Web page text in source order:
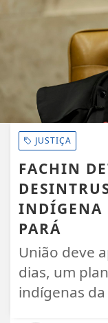
JUSTIÇA
FACHIN
INDÍGENA
PARÁ
União deve
dias, um
indígenas